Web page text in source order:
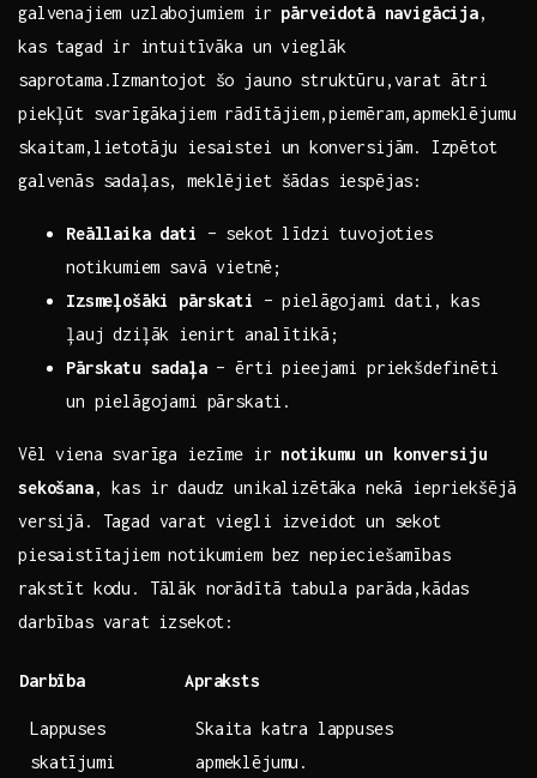
galvenajiem uzlabojumiem ⁣ir pārveidotā navigācija,
kas ⁣tagad ⁢ir intuitīvāka un vieglāk
saprotama.Izmantojot šo jauno struktūru,varat ātri
piekļūt‍ svarīgākajiem rādītājiem,piemēram,apmeklējumu
skaitam,lietotāju iesaistei un konversijām.⁣ Izpētot
galvenās‌ sadaļas, meklējiet šādas iespējas:
Reāllaika dati
– sekot līdzi tuvojoties
⁣notikumiem savā‍ vietnē;
Izsmeļošāki pārskati
– pielāgojami dati, kas
ļauj dziļāk ienirt analītikā;
Pārskatu sadaļa– ērti pieejami priekšdefinēti
un pielāgojami pārskati.
Vēl viena ⁢svarīga iezīme ⁤ir⁤ notikumu ⁤un konversiju
sekošana, kas ir⁣ daudz unikalizētāka nekā ‍iepriekšējā
versijā. Tagad varat viegli izveidot un sekot
piesaistītajiem notikumiem bez nepieciešamības
‍rakstīt kodu.‌ Tālāk‌ norādītā tabula parāda,kādas
darbības​ varat ⁣izsekot:
Darbība Apraksts
Lappuses
skatījumi
Skaita katra ⁤lappuses
apmeklējumu.